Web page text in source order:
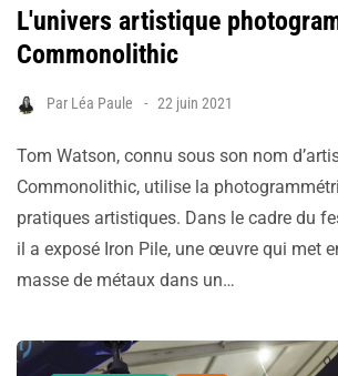
L'univers artistique
Commonolithic
Par Léa Paule 22 juin 2021
Tom Watson, connu sous son nom
Commonolithic, utilise la
pratiques artistiques. Dans le cadre du
il a exposé Iron Pile, une œuvre qui met
masse de métaux dans un…